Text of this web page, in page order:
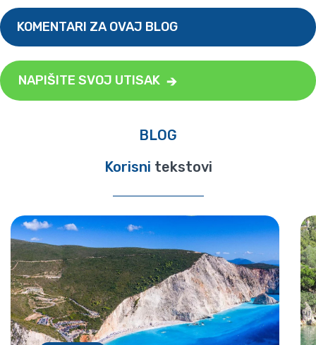
KOMENTARI ZA OVAJ BLOG
NAPIŠITE SVOJ UTISAK
BLOG
Korisni tekstovi